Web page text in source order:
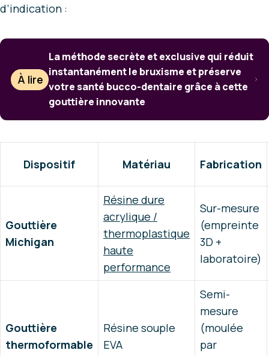
d’indication :
À lire
La méthode secrète et exclusive qui réduit
instantanément le bruxisme et préserve
votre santé bucco-dentaire grâce à cette
gouttière innovante
Dispositif Matériau Fabrication
Gouttière
Michigan
Résine dure
acrylique /
thermoplastique
haute
performance
Sur-mesure
(empreinte
3D +
laboratoire)
Gouttière
thermoformable
Résine souple
EVA
Semi-
mesure
(moulée
par